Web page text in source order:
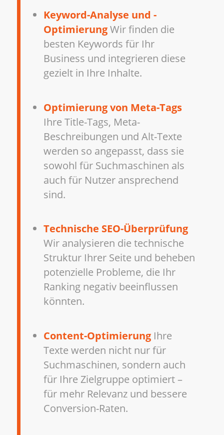
Keyword-Analyse und -
OptimierungWir finden die
besten Keywords für Ihr
Business und integrieren diese
gezielt in Ihre Inhalte.
Optimierung von Meta-Tags
Ihre Title-Tags, Meta-
Beschreibungen und Alt-Texte
werden so angepasst, dass sie
sowohl für Suchmaschinen als
auch für Nutzer ansprechend
sind.
Technische SEO-Überprüfung
Wir analysieren die technische
Struktur Ihrer Seite und beheben
potenzielle Probleme, die Ihr
Ranking negativ beeinflussen
könnten.
Content-Optimierung Ihre
Texte werden nicht nur für
Suchmaschinen, sondern auch
für Ihre Zielgruppe optimiert –
für mehr Relevanz und bessere
Conversion-Raten.